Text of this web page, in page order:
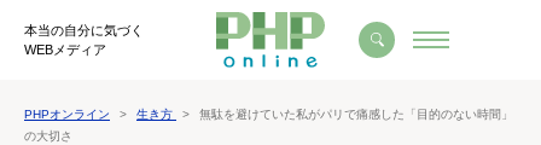
本当の自分に気づく
WEBメディア
PHPオンライン 生き方
無駄を避けていた私がパリで痛感した「目的のない時間」
の大切さ